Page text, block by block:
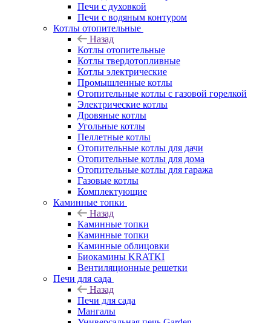
Печи с духовкой
Печи с водяным контуром
Котлы отопительные
Назад
Котлы отопительные
Котлы твердотопливные
Котлы электрические
Промышленные котлы
Отопительные котлы с газовой горелкой
Электрические котлы
Дровяные котлы
Угольные котлы
Пеллетные котлы
Отопительные котлы для дачи
Отопительные котлы для дома
Отопительные котлы для гаража
Газовые котлы
Комплектующие
Каминные топки
Назад
Каминные топки
Каминные топки
Каминные облицовки
Биокамины KRATKI
Вентиляционные решетки
Печи для сада
Назад
Печи для сада
Мангалы